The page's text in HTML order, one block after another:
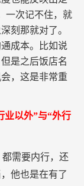
一次记不住，就
刻那就对了。
成本。比如说
是之后饭店名
，这是非常重
业以外”与“外行
需要内行，还
他也是在有了